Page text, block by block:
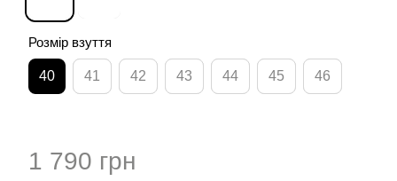
Розмір взуття
40 41 42 43 44 45 46
1 790 грн